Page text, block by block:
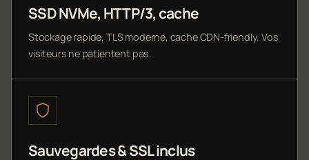
SSD NVMe, HTTP/3, cache
Stockage rapide, TLS moderne, cache CDN-friendly. Vos
visiteurs ne patientent pas.
Sauvegardes & SSL inclus